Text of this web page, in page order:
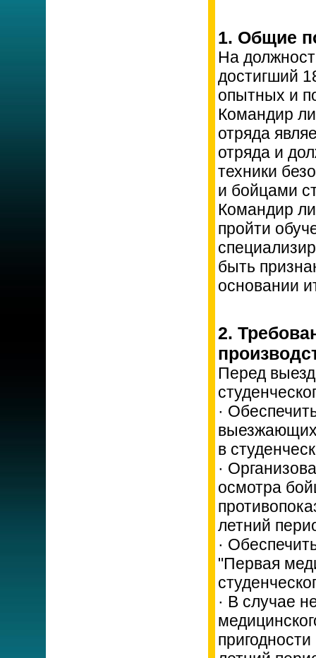
1. Общие
На
достигший
опытных и
Командир
отряда
отряда и
техники
и бойцами
Командир
пройти
быть
основании
2.
Перед
·
в
·
осмотра
летний
·
"Первая
· В случае